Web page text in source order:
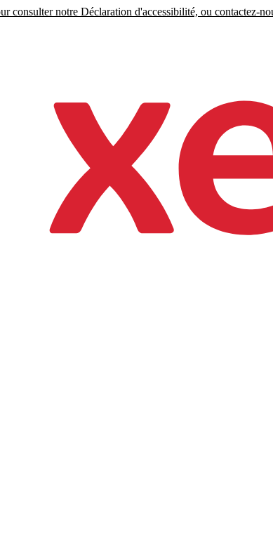
consulter notre Déclaration d'accessibilité, ou contactez-